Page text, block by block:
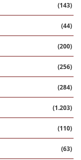
(143)
(44)
(200)
(256)
(284)
(1.203)
(110)
(63)